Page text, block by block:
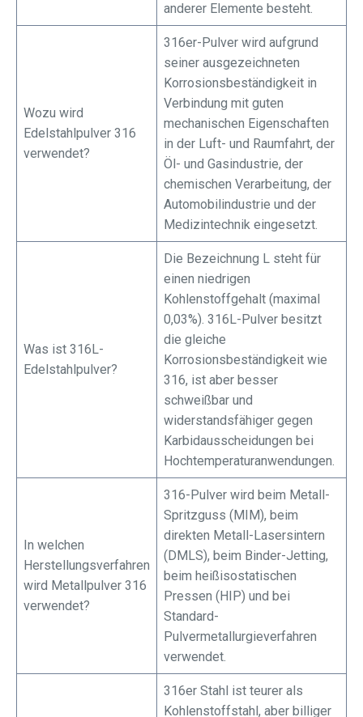
anderer Elemente besteht.
Wozu wird
Edelstahlpulver 316
verwendet?
316er-Pulver wird aufgrund
seiner ausgezeichneten
Korrosionsbeständigkeit in
Verbindung mit guten
mechanischen Eigenschaften
in der Luft- und Raumfahrt, der
Öl- und Gasindustrie, der
chemischen Verarbeitung, der
Automobilindustrie und der
Medizintechnik eingesetzt.
Was ist 316L-
Edelstahlpulver?
Die Bezeichnung L steht für
einen niedrigen
Kohlenstoffgehalt (maximal
0,03%). 316L-Pulver besitzt
die gleiche
Korrosionsbeständigkeit wie
316, ist aber besser
schweißbar und
widerstandsfähiger gegen
Karbidausscheidungen bei
Hochtemperaturanwendungen.
In welchen
Herstellungsverfahren
wird Metallpulver 316
verwendet?
316-Pulver wird beim Metall-
Spritzguss (MIM), beim
direkten Metall-Lasersintern
(DMLS), beim Binder-Jetting,
beim heißisostatischen
Pressen (HIP) und bei
Standard-
Pulvermetallurgieverfahren
verwendet.
316er Stahl ist teurer als
Kohlenstoffstahl, aber billiger